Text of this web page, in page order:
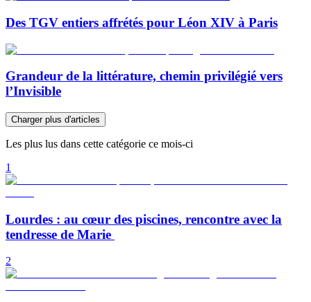
Des TGV entiers affrétés pour Léon XIV à Paris
Grandeur de la littérature, chemin privilégié vers
l’Invisible
Charger plus d'articles
Les plus lus dans cette catégorie ce mois-ci
1
Lourdes : au cœur des piscines, rencontre avec la
tendresse de Marie
2